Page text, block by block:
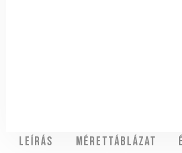
Leírás Mérettáblázat